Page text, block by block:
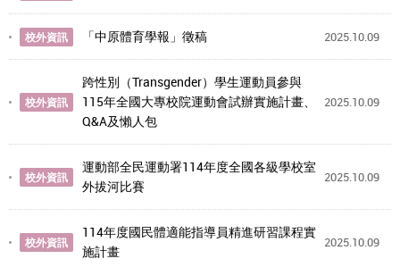
校外資訊 「中原體育學報」徵稿 2025.10.09
校外資訊
跨性別（Transgender）學生運動員參與
115年全國大專校院運動會試辦實施計畫、
Q&A及懶人包
2025.10.09
校外資訊
運動部全民運動署114年度全國各級學校室
外拔河比賽
2025.10.09
校外資訊
114年度國民體適能指導員精進研習課程實
施計畫
2025.10.09